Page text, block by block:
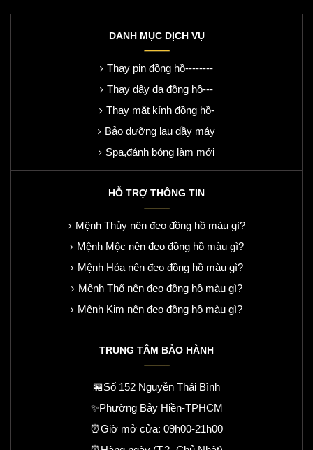
DANH MỤC DỊCH VỤ
Thay pin đồng hồ--------
Thay dây da đồng hồ---
Thay mặt kính đồng hồ-
Bảo dưỡng lau dầy máy
Spa,đánh bóng làm mới
HỖ TRỢ THÔNG TIN
Mệnh Thủy nên đeo đồng hồ màu gì?
Mệnh Mộc nên đeo đồng hồ màu gì?
Mệnh Hỏa nên đeo đồng hồ màu gì?
Mệnh Thổ nên đeo đồng hồ màu gì?
Mệnh Kim nên đeo đồng hồ màu gì?
TRUNG TÂM BẢO HÀNH
🏪Số 152 Nguyễn Thái Bình
✨Phường Bảy Hiền-TPHCM
⏰Giờ mở cửa: 09h00-21h00